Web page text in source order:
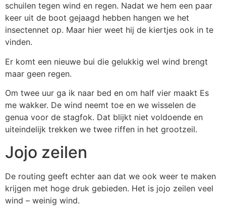
schuilen tegen wind en regen. Nadat we hem een paar
keer uit de boot gejaagd hebben hangen we het
insectennet op. Maar hier weet hij de kiertjes ook in te
vinden.
Er komt een nieuwe bui die gelukkig wel wind brengt
maar geen regen.
Om twee uur ga ik naar bed en om half vier maakt Es
me wakker. De wind neemt toe en we wisselen de
genua voor de stagfok. Dat blijkt niet voldoende en
uiteindelijk trekken we twee riffen in het grootzeil.
Jojo zeilen
De routing geeft echter aan dat we ook weer te maken
krijgen met hoge druk gebieden. Het is jojo zeilen veel
wind – weinig wind.